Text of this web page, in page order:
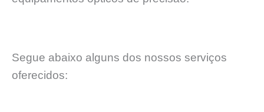
Segue abaixo alguns dos nossos serviços
oferecidos: